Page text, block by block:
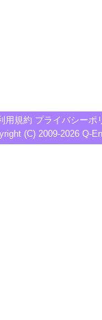
用規約 プライバシーポ
(C) 2009-2026 Q-